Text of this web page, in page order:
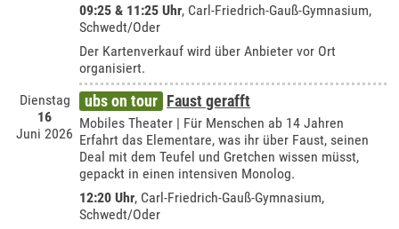
09:25 & 11:25 Uhr, Carl-Friedrich-Gauß-Gymnasium,
Schwedt/Oder
Der Kartenverkauf wird über Anbieter vor Ort
organisiert.
Dienstag
16
Juni 2026
ubs on tour Faust gerafft
Mobiles Theater | Für Menschen ab 14 Jahren
Erfahrt das Elementare, was ihr über Faust, seinen
Deal mit dem Teufel und Gretchen wissen müsst,
gepackt in einen intensiven Monolog.
12:20 Uhr, Carl-Friedrich-Gauß-Gymnasium,
Schwedt/Oder